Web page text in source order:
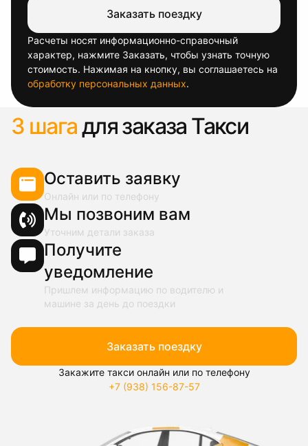
Заказать поездку
Расчеты носят информационно-справочный
характер, нажмите Заказать, чтобы узнать точную
стоимость. Нажимая на кнопку, вы соглашаетесь на
обработку персональных данных.
3 шагадля заказа Такси
Оставить заявку
Онлайн или по телефону
Мы позвоним вам
Уточним детали заказа
Получите
уведомление
Пришлем информацию по водителю и
машине за день до поездки
Заказать поездку
Закажите такси онлайн или по телефону
+7 (938) 156-87-57